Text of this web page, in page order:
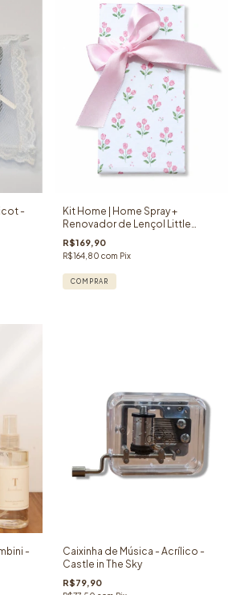
-
Kit Home | Home Spray +
Renovador de Lençol Little
Bloom - Tulipas
R$169,90
R$164,80 com Pix
-
Caixinha de Música - Acrílico -
Castle in The Sky
R$79,90